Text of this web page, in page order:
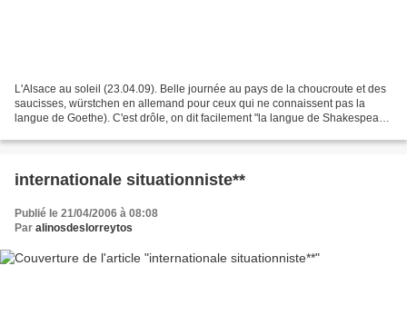
L'Alsace au soleil (23.04.09). Belle journée au pays de la choucroute et des
saucisses, würstchen en allemand pour ceux qui ne connaissent pas la
langue de Goethe). C'est drôle, on dit facilement "la langue de Shakespeare"
internationale situationniste**
Publié le 21/04/2006 à 08:08
Par alinosdeslorreytos